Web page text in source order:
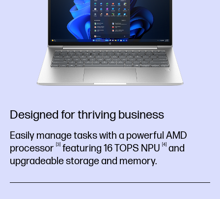
Designed for thriving business
Easily manage tasks with a powerful AMD
processor 3 featuring 16 TOPS NPU 4 and
upgradeable storage and memory.